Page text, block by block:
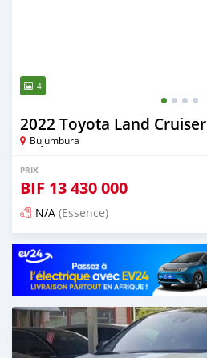
4
2022 Toyota Land Cruiser
Bujumbura
PRIX
BIF 13 430 000
N/A (Essence)
Publié il y a 17 jours